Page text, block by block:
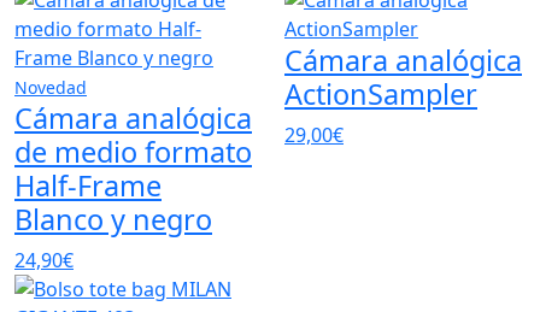
Novedad
Cámara analógica
de medio formato
Half-Frame
Blanco y negro
24,90€
Cámara analógica
ActionSampler
29,00€